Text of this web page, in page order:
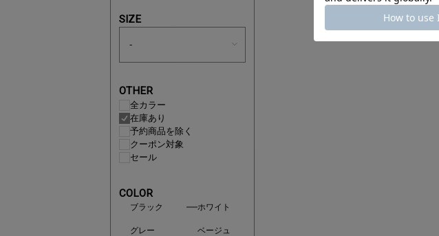
SIZE
OTHER
全カラー
在庫あり
予約商品を除く
クーポン対象
セール
COLOR
ブラック ホワイト
グレー ベージュ
あと1点にちょうどいい！お助けプチアイテム